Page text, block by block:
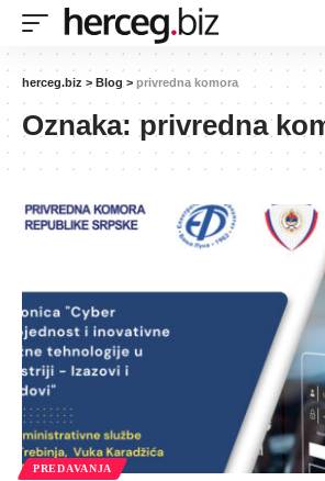
herceg.biz > Blog > privredna komora
Oznaka:privredna
PREDAVANJA